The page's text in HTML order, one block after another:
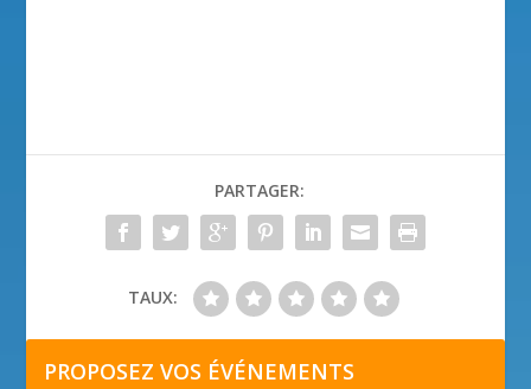
PARTAGER:
TAUX:
PROPOSEZ VOS ÉVÉNEMENTS